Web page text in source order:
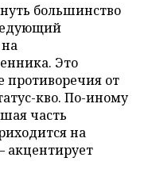
большинство
Это
противоречия от
кво. По-иному
часть
на
акцентирует